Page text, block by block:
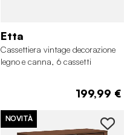
Etta
Cassettiera vintage decorazione
legno e canna, 6 cassetti
199,99 €
NOVITÀ